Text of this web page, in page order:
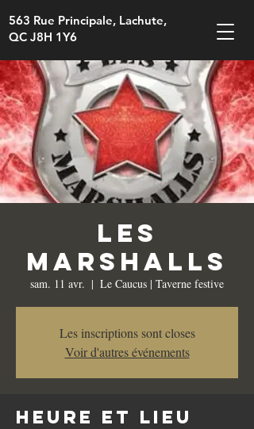
563 Rue Principale, Lachute,
QC J8H 1Y6
Les
Marshalls
sam. 11 avr.
  |
Le Caucus | Taverne festive
Les inscriptions sont closes
Voir d'autres événements
Heure et lieu